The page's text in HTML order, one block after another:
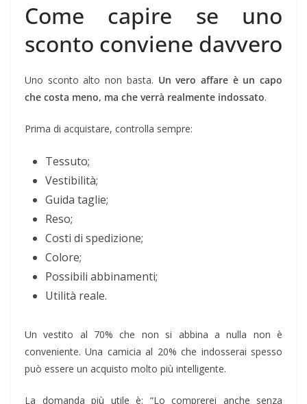
Come capire se uno
sconto conviene davvero
Uno sconto alto non basta. Un vero affare è un capo
che costa meno, ma che verrà realmente indossato.
Prima di acquistare, controlla sempre:
Tessuto;
Vestibilità;
Guida taglie;
Reso;
Costi di spedizione;
Colore;
Possibili abbinamenti;
Utilità reale.
Un vestito al 70% che non si abbina a nulla non è
conveniente. Una camicia al 20% che indosserai spesso
può essere un acquisto molto più intelligente.
La domanda più utile è: “Lo comprerei anche senza